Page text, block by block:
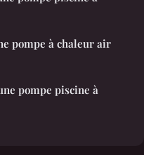
pompe à chaleur air
pompe piscine à